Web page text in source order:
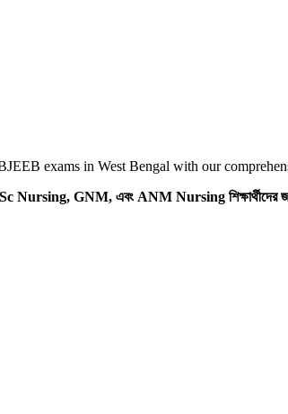
exams in West Bengal with our
BSc Nursing, GNM, এবং ANM Nursing